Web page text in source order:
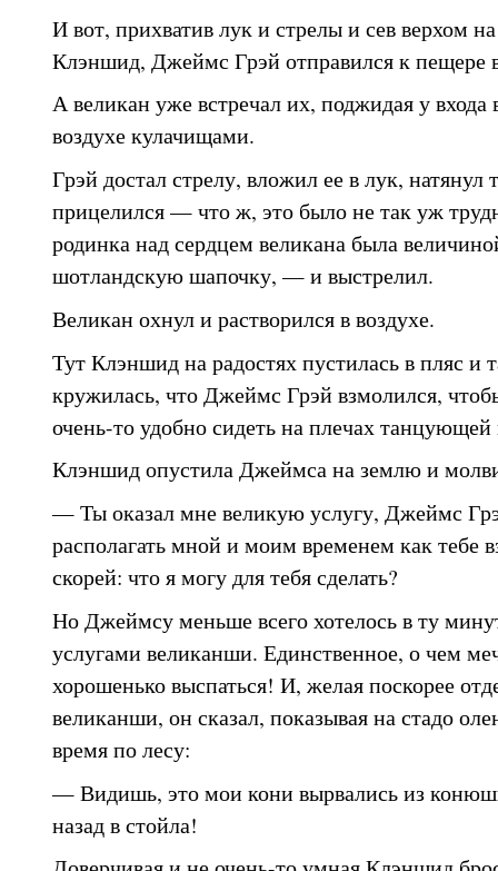
И вот, прихватив лук и стрелы и сев верхом
Клэншид, Джеймс Грэй отправился к пещере
А великан уже встречал их, поджидая у входа
воздухе кулачищами.
Грэй достал стрелу, вложил ее в лук, натянул
прицелился — что ж, это было не так уж
родинка над сердцем великана была
шотландскую шапочку, — и выстрелил.
Великан охнул и растворился в воздухе.
Тут Клэншид на радостях пустилась в пляс и
кружилась, что Джеймс Грэй взмолился,
очень-то удобно сидеть на плечах
Клэншид опустила Джеймса на землю и
— Ты оказал мне великую услугу, Джеймс
располагать мной и моим временем как тебе
скорей: что я могу для тебя сделать?
Но Джеймсу меньше всего хотелось в ту
услугами великанши. Единственное, о чем
хорошенько выспаться! И, желая поскорее
великанши, он сказал, показывая на стадо
время по лесу:
— Видишь, это мои кони вырвались из
назад в стойла!